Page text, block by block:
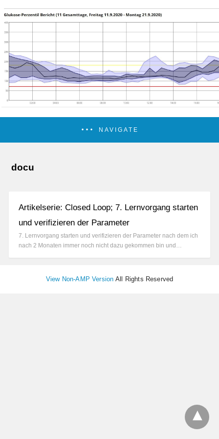
NAVIGATE
docu
Artikelserie: Closed Loop; 7. Lernvorgang starten
und verifizieren der Parameter
7. Lernvorgang starten und verifizieren der Parameter nach dem ich
nach 2 Monaten immer noch nicht dazu gekommen bin und…
View Non-AMP Version All Rights Reserved